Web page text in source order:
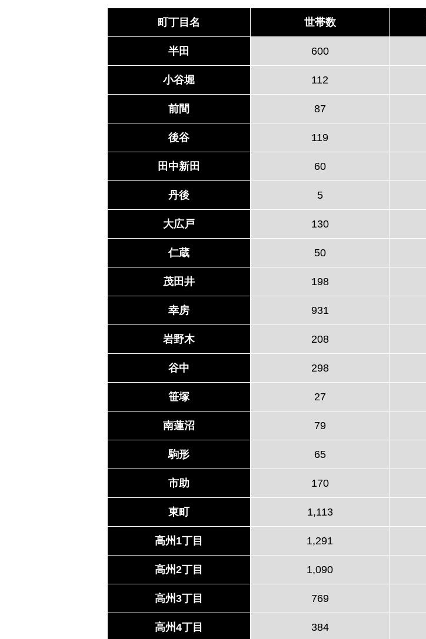
町丁目名 世帯数
半田 600
小谷堀 112
前間 87
後谷 119
田中新田 60
丹後 5
大広戸 130
仁蔵 50
茂田井 198
幸房 931
岩野木 208
谷中 298
笹塚 27
南蓮沼 79
駒形 65
市助 170
東町 1,113
高州1丁目 1,291
高州2丁目 1,090
高州3丁目 769
高州4丁目 384